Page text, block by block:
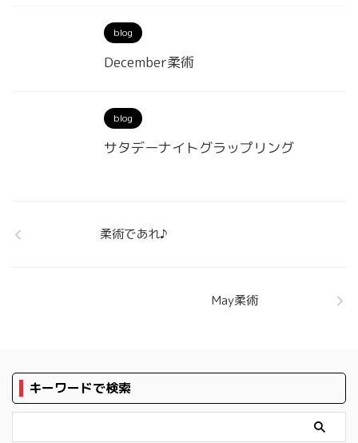
blog
December柔術
blog
サタデーナイトグラップリング
柔術であれ♪
May柔術
キーワードで検索